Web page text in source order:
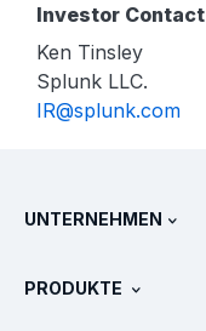
Investor Contact
Ken Tinsley
Splunk LLC.
IR@splunk.com
UNTERNEHMEN
PRODUKTE